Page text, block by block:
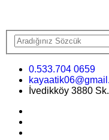
0.533.704 0659
İvedikköy 3880